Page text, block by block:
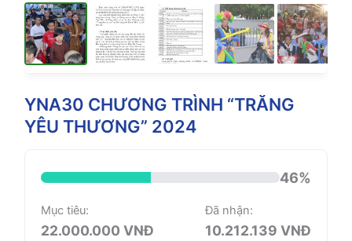
YNA30 CHƯƠNG TRÌNH “TRĂNG
YÊU THƯƠNG” 2024
46%
Mục tiêu:
22.000.000 VNĐ
Đã nhận:
10.212.139 VNĐ